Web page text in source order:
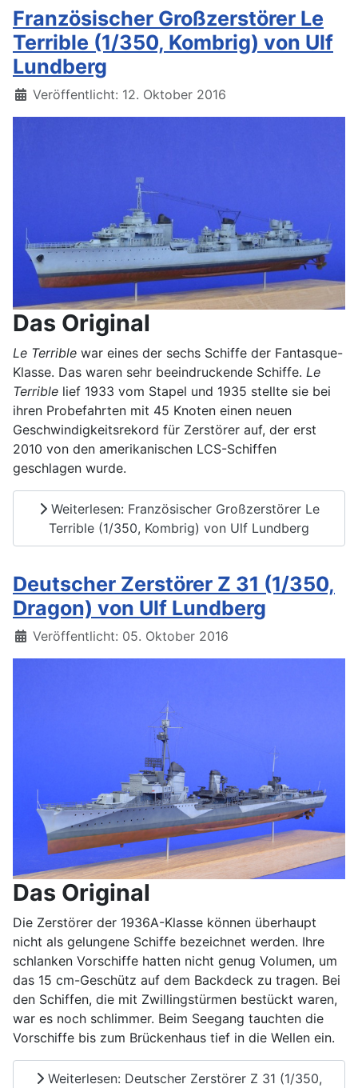
Französischer Großzerstörer Le
Terrible (1/350, Kombrig) von Ulf
Lundberg
Details
Veröffentlicht: 12. Oktober 2016
Das Original
Le Terrible war eines der sechs Schiffe der Fantasque-
Klasse. Das waren sehr beeindruckende Schiffe. Le
Terrible lief 1933 vom Stapel und 1935 stellte sie bei
ihren Probefahrten mit 45 Knoten einen neuen
Geschwindigkeitsrekord für Zerstörer auf, der erst
2010 von den amerikanischen LCS-Schiffen
geschlagen wurde.
Weiterlesen: Französischer Großzerstörer Le
Terrible (1/350, Kombrig) von Ulf Lundberg
Deutscher Zerstörer Z 31 (1/350,
Dragon) von Ulf Lundberg
Details
Veröffentlicht: 05. Oktober 2016
Das Original
Die Zerstörer der 1936A-Klasse können überhaupt
nicht als gelungene Schiffe bezeichnet werden. Ihre
schlanken Vorschiffe hatten nicht genug Volumen, um
das 15 cm-Geschütz auf dem Backdeck zu tragen. Bei
den Schiffen, die mit Zwillingstürmen bestückt waren,
war es noch schlimmer. Beim Seegang tauchten die
Vorschiffe bis zum Brückenhaus tief in die Wellen ein.
Weiterlesen: Deutscher Zerstörer Z 31 (1/350,